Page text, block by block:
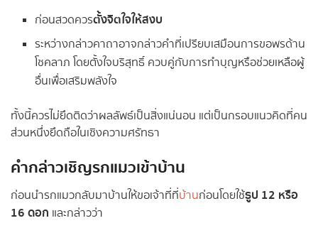
ก่อนสวดควรตั้งจิตใจให้สงบ
ระหว่างกล่าวคาถาอาจกล่าวคำที่เปรียบเสมือนการขอพรด้าน
โชคลาภ โดยตั้งใจบริสุทธิ์ ควบคู่กับการทำบุญหรือช่วยเหลือผู้
อื่นเพื่อเสริมพลังใจ
ทั้งนี้ควรไม่ยึดติดว่าผลลัพธ์เป็นสิ่งแน่นอน แต่เป็นกรอบแนวคิดที่คน
ส่วนหนึ่งยึดถือในเชิงความศรัทธา
คำกล่าวเชิญรกแมวเข้าบ้าน
ก่อนนำรกแมวกลับมาบ้านให้ขอเจ้าที่ที่บ้านก่อนโดยใช้ธูป 12 หรือ
16 ดอก และกล่าวว่า